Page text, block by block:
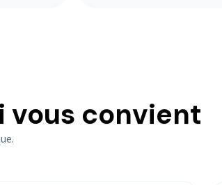
vous convient